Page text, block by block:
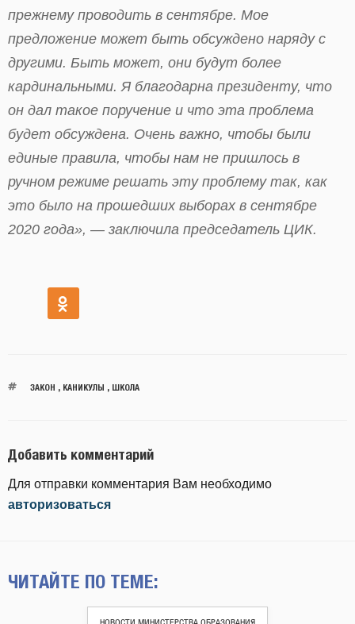
прежнему проводить в сентябре. Мое
предложение может быть обсуждено наряду с
другими. Быть может, они будут более
кардинальными. Я благодарна президенту, что
он дал такое поручение и что эта проблема
будет обсуждена. Очень важно, чтобы были
единые правила, чтобы нам не пришлось в
ручном режиме решать эту проблему так, как
это было на прошедших выборах в сентябре
2020 года», — заключила председатель ЦИК.
ЗАКОН , КАНИКУЛЫ , ШКОЛА
Добавить комментарий
Для отправки комментария Вам необходимо
авторизоваться
ЧИТАЙТЕ ПО ТЕМЕ: